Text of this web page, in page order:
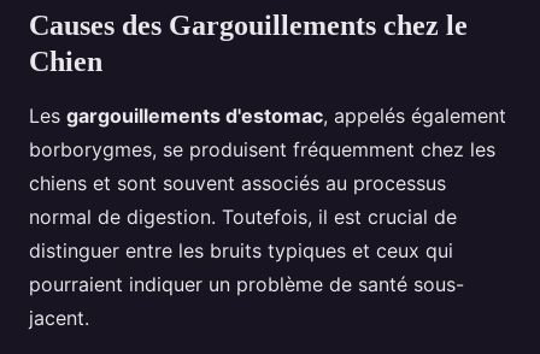
Causes des Gargouillements chez le
Chien
Les gargouillements d'estomac, appelés également
borborygmes, se produisent fréquemment chez les
chiens et sont souvent associés au processus
normal de digestion. Toutefois, il est crucial de
distinguer entre les bruits typiques et ceux qui
pourraient indiquer un problème de santé sous-
jacent.